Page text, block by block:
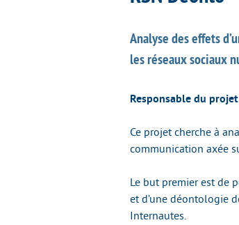
Analyse des effets
les réseaux sociaux
Responsable du
Ce projet cherche à
communication axée
Le but premier est de
et d’une déontologie
Internautes.